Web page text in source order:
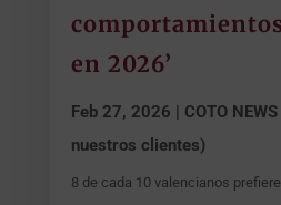
en 2026’
Feb 27, 2026 | COTO
nuestros clientes)
8 de cada 10 valencianos